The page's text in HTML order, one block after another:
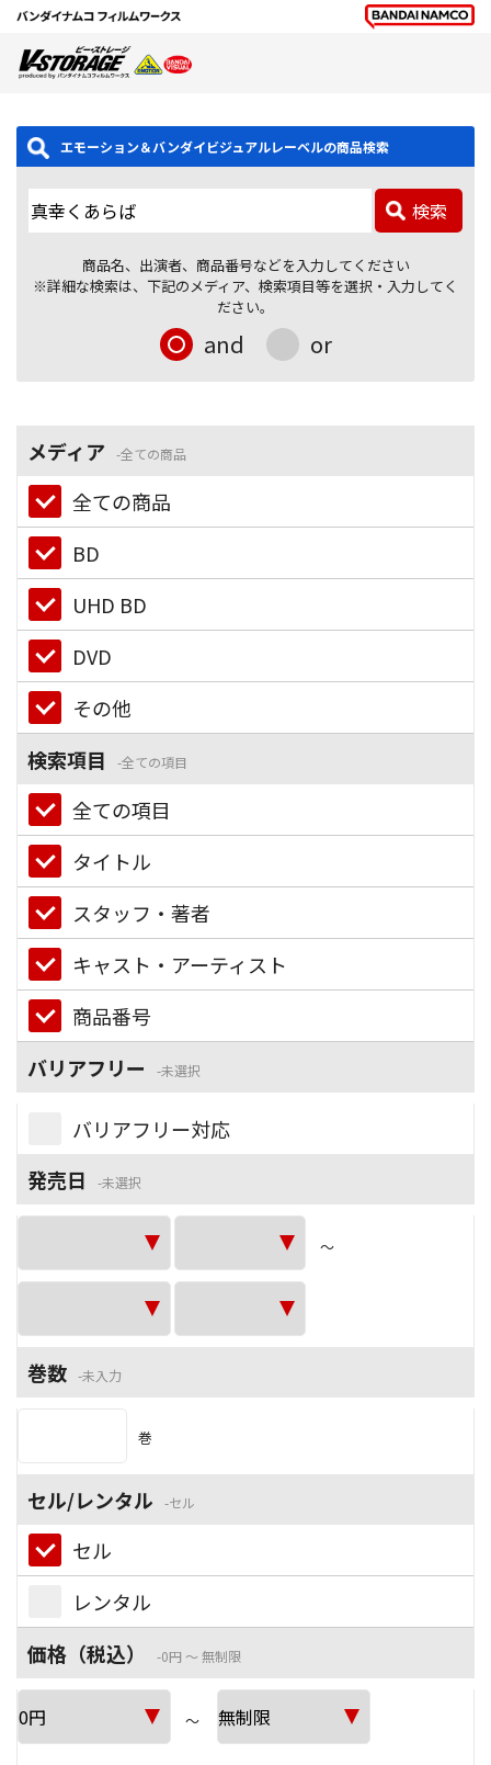
エモーション＆バンダイビジュアルレーベルの商品検索
検索
商品名、出演者、商品番号などを入力してください
※詳細な検索は、下記のメディア、検索項目等を選択・入力してく
ださい。
and or
メディア 全ての商品
全ての商品
BD
UHD BD
DVD
その他
検索項目
全ての項目
全ての項目
タイトル
スタッフ・著者
キャスト・アーティスト
商品番号
バリアフリー
未選択
バリアフリー対応
発売日
未選択
～
巻数 未入力
巻
セル/レンタル セル
セル
レンタル
価格（税込）
0円 ～ 無制限
～